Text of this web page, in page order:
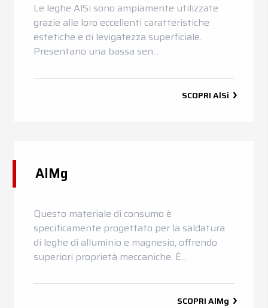
Le leghe AlSi sono ampiamente utilizzate
grazie alle loro eccellenti caratteristiche
estetiche e di levigatezza superficiale.
Presentano una bassa sen...
SCOPRIAlSi
AlMg
Questo materiale di consumo è
specificamente progettato per la saldatura
di leghe di alluminio e magnesio, offrendo
superiori proprietà meccaniche. È...
SCOPRIAlMg